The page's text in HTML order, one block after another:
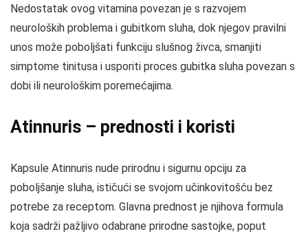
Nedostatak ovog vitamina povezan je s razvojem
neuroloških problema i gubitkom sluha, dok njegov pravilni
unos može poboljšati funkciju slušnog živca, smanjiti
simptome tinitusa i usporiti proces gubitka sluha povezan s
dobi ili neurološkim poremećajima.
Atinnuris – prednosti i koristi
Kapsule Atinnuris nude prirodnu i sigurnu opciju za
poboljšanje sluha, ističući se svojom učinkovitošću bez
potrebe za receptom. Glavna prednost je njihova formula
koja sadrži pažljivo odabrane prirodne sastojke, poput